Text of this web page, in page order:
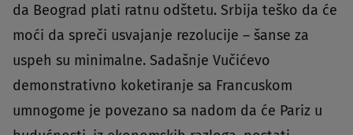
da Beograd plati ratnu odštetu. Srbija teško da će
moći da spreči usvajanje rezolucije – šanse za
uspeh su minimalne. Sadašnje Vučićevo
demonstrativno koketiranje sa Francuskom
umnogome je povezano sa nadom da će Pariz u